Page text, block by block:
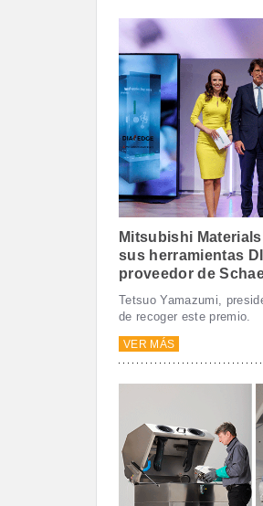
Mitsubishi
sus herramientas
proveedor de
Tetsuo Yamazumi,
de recoger este premio.
VER MÁS